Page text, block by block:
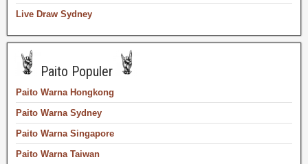
Live Draw Sydney
Paito Populer
Paito Warna Hongkong
Paito Warna Sydney
Paito Warna Singapore
Paito Warna Taiwan